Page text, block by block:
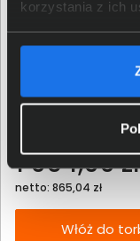
korzystania z ich
Toner HP 410X
1 064,00 zł
netto: 865,04 zł
Włóż do